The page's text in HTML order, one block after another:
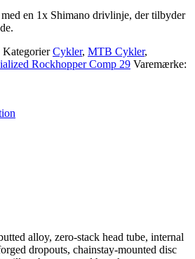
en 1x Shimano drivlinje, der tilbyder
Kategorier Cykler, MTB Cykler,
Rockhopper Comp 29 Varemærke:
alloy, zero-stack head tube, internal
dropouts, chainstay-mounted disc